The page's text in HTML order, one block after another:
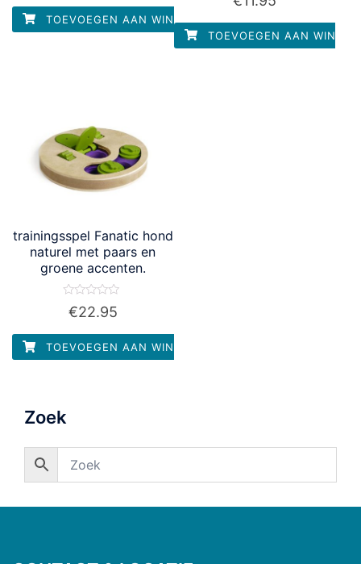
5
TOEVOEGEN AAN WINKELWAGEN
5
TOEVOEGEN AAN
trainingsspel Fanatic hond
naturel met paars en
groene accenten.
Waardering
0
5
€22.95
TOEVOEGEN AAN WINKELWAGEN
Zoek